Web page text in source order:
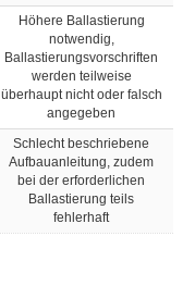
Höhere Ballastierung
notwendig,
Ballastierungsvorschriften
werden teilweise
überhaupt nicht oder falsch
angegeben
Schlecht beschriebene
Aufbauanleitung, zudem
bei der erforderlichen
Ballastierung teils
fehlerhaft